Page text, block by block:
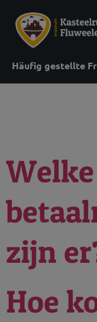
Häufig gestellte
Welke
zijn
Hoe